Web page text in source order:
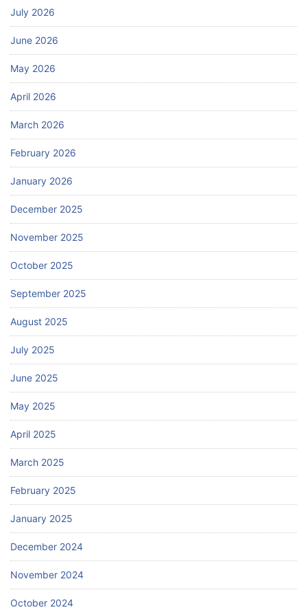
July 2026
June 2026
May 2026
April 2026
March 2026
February 2026
January 2026
December 2025
November 2025
October 2025
September 2025
August 2025
July 2025
June 2025
May 2025
April 2025
March 2025
February 2025
January 2025
December 2024
November 2024
October 2024